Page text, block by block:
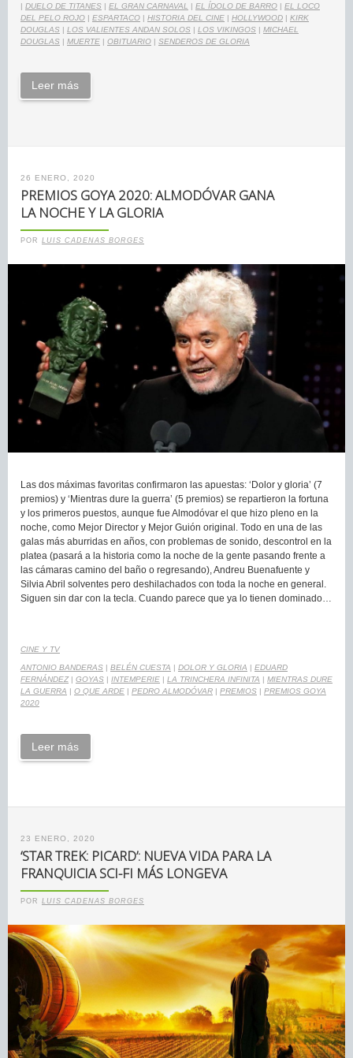
| DUELO DE TITANES | EL GRAN CARNAVAL | EL ÍDOLO DE BARRO | EL LOCO
DEL PELO ROJO | ESPARTACO | HISTORIA DEL CINE | HOLLYWOOD | KIRK
DOUGLAS | LOS VALIENTES ANDAN SOLOS | LOS VIKINGOS | MICHAEL
DOUGLAS | MUERTE | OBITUARIO | SENDEROS DE GLORIA
Leer más
26 ENERO, 2020
PREMIOS GOYA 2020: ALMODÓVAR GANA
LA NOCHE Y LA GLORIA
POR LUIS CADENAS BORGES
Las dos máximas favoritas confirmaron las apuestas: ‘Dolor y gloria’ (7
premios) y ‘Mientras dure la guerra’ (5 premios) se repartieron la fortuna
y los primeros puestos, aunque fue Almodóvar el que hizo pleno en la
noche, como Mejor Director y Mejor Guión original. Todo en una de las
galas más aburridas en años, con problemas de sonido, descontrol en la
platea (pasará a la historia como la noche de la gente pasando frente a
las cámaras camino del baño o regresando), Andreu Buenafuente y
Silvia Abril solventes pero deshilachados con toda la noche en general.
Siguen sin dar con la tecla. Cuando parece que ya lo tienen dominado…
CINE Y TV
ANTONIO BANDERAS | BELÉN CUESTA | DOLOR Y GLORIA | EDUARD
FERNÁNDEZ| GOYAS | INTEMPERIE | LA TRINCHERA INFINITA | MIENTRAS DURE
LA GUERRA | O QUE ARDE | PEDRO ALMODÓVAR | PREMIOS | PREMIOS GOYA
2020
Leer más
23 ENERO, 2020
‘STAR TREK: PICARD’: NUEVA VIDA PARA LA
FRANQUICIA SCI-FI MÁS LONGEVA
POR LUIS CADENAS BORGES